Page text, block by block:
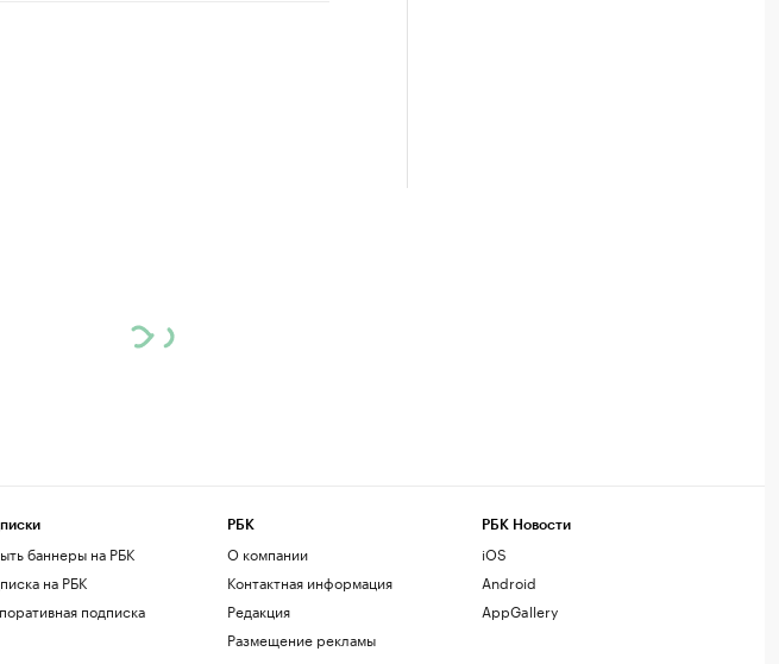
баннеры на РБК
на РБК
подписка
РБК
О компании
Контактная информация
Редакция
Размещение рекламы
РБК Новости
iOS
Android
AppGallery